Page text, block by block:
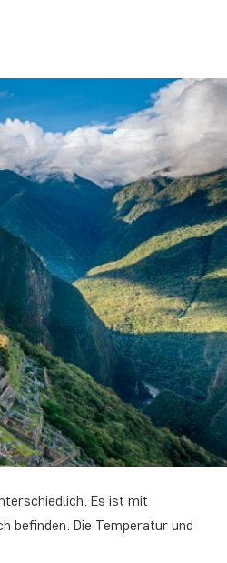
Es ist mit
befinden. Die Temperatur und